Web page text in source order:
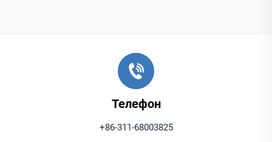
Телефон
+86-311-68003825